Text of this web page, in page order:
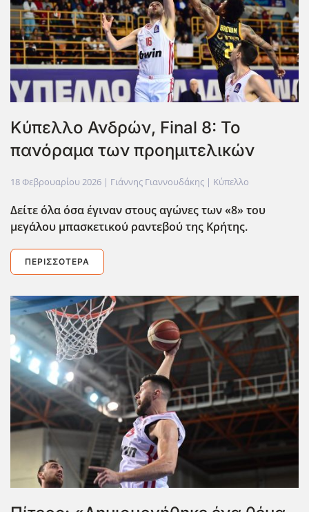
Κύπελλο Ανδρών, Final 8: Το
πανόραμα των προημιτελικών
18 Φεβρουαρίου 2026 | Γιάννης Γιαννουδάκης | Κύπελλο
Δείτε όλα όσα έγιναν στους αγώνες των «8» του
μεγάλου μπασκετικού ραντεβού της Κρήτης.
ΠΕΡΙΣΣΌΤΕΡΑ